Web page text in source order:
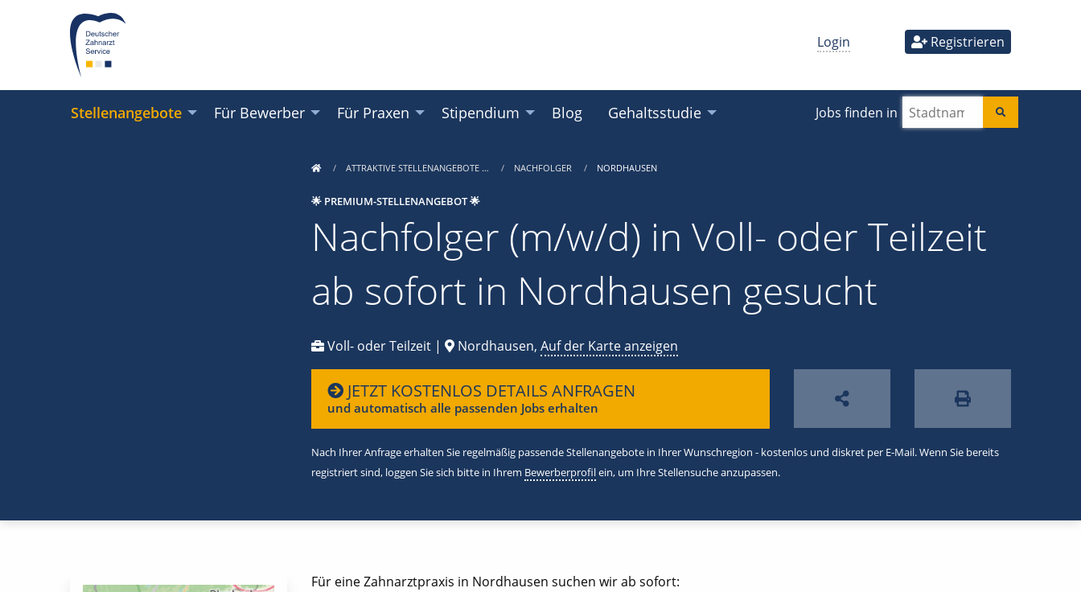
Login Registrieren
Stellenangebote Für Bewerber Für Praxen Stipendium Blog Gehaltsstudie Jobs finden in
ATTRAKTIVE STELLENANGEBOTE … NACHFOLGER NORDHAUSEN
🌟 PREMIUM-STELLENANGEBOT 🌟
Nachfolger (m/w/d) in Voll- oder Teilzeit
ab sofort in Nordhausen gesucht
Voll- oder Teilzeit | Nordhausen, Auf der Karte anzeigen
JETZT KOSTENLOS DETAILS ANFRAGEN
und automatisch alle passenden Jobs erhalten
Nach Ihrer Anfrage erhalten Sie regelmäßig passende Stellenangebote in Ihrer Wunschregion - kostenlos und diskret per E-Mail. Wenn Sie bereits
registriert sind, loggen Sie sich bitte in Ihrem Bewerberprofilein, um Ihre Stellensuche anzupassen.
Für eine Zahnarztpraxis in Nordhausen suchen wir ab sofort: